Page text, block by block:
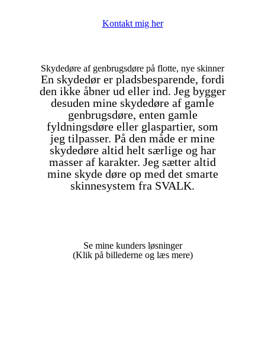
Kontakt mig her
Skydedøre af genbrugsdøre på flotte, nye skinner
En skydedør er pladsbesparende, fordi
den ikke åbner ud eller ind. Jeg bygger
desuden mine skydedøre af gamle
genbrugsdøre, enten gamle
fyldningsdøre eller glaspartier, som
jeg tilpasser. På den måde er mine
skydedøre altid helt særlige og har
masser af karakter. Jeg sætter altid
mine skyde døre op med det smarte
skinnesystem fra SVALK.
Se mine kunders løsninger
(Klik på billederne og læs mere)